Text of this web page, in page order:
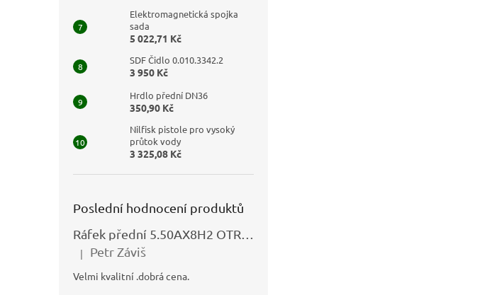
Elektromagnetická spojka
sada
5 022,71 Kč
SDF Čidlo 0.010.3342.2
3 950 Kč
Hrdlo přední DN36
350,90 Kč
Nilfisk pistole pro vysoký
průtok vody
3 325,08 Kč
Poslední hodnocení produktů
Hodnocení produktu je 5 z 5 hvězdiček.
| Petr Záviš
Velmi kvalitní .dobrá cena.